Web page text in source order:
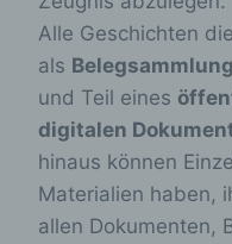
Alle Geschichten
als Belegsammlung
und Teil eines
digitalen
hinaus können
Materialien haben,
allen Dokumenten,